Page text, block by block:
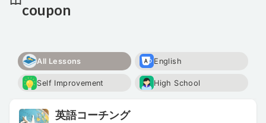
coupon
All Lessons English
Self Improvement High School
英語コーチング